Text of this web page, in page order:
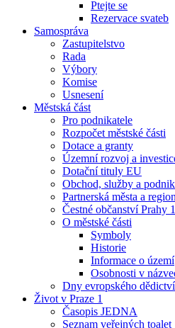
Ptejte se
Rezervace svateb
Samospráva
Zastupitelstvo
Rada
Výbory
Komise
Usnesení
Městská část
Pro podnikatele
Rozpočet městské části
Dotace a granty
Územní rozvoj a
Dotační tituly EU
Obchod, služby a
Partnerská města a
Čestné občanství Prahy
O městské části
Symboly
Historie
Informace o území
Osobnosti v
Dny evropského
Život v Praze 1
Časopis JEDNA
Seznam veřejných toalet